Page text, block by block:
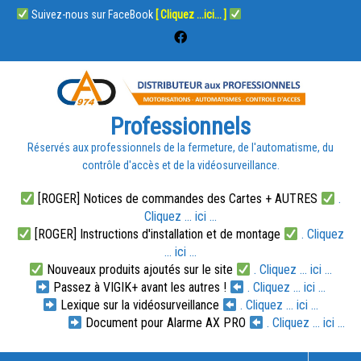
Suivez-nous sur FaceBook [ Cliquez ...ici... ]
Professionnels
Réservés aux professionnels de la fermeture, de l'automatisme, du
contrôle d'accès et de la vidéosurveillance.
[ROGER] Notices de commandes des Cartes + AUTRES
.
Cliquez ... ici ...
[ROGER] Instructions d'installation et de montage
. Cliquez
... ici ...
Nouveaux produits ajoutés sur le site
. Cliquez ... ici ...
Passez à VIGIK+ avant les autres !
. Cliquez ... ici ...
Lexique sur la vidéosurveillance
. Cliquez ... ici ...
Document pour Alarme AX PRO
. Cliquez ... ici ...